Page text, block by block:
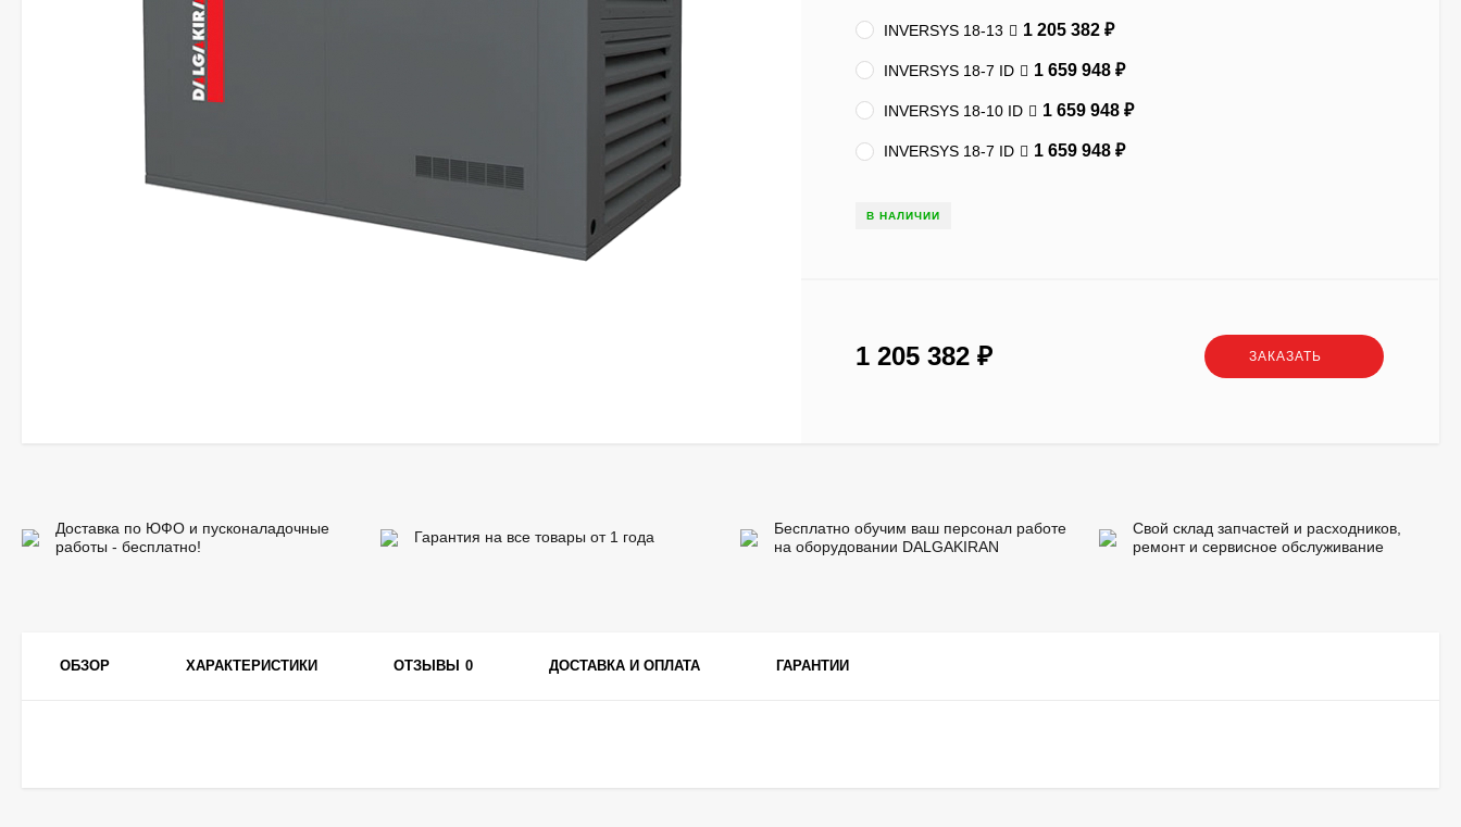
INVERSYS 18-13 1 205 382 ₽
INVERSYS 18-7 ID 1 659 948 ₽
INVERSYS 18-10 ID 1 659 948 ₽
INVERSYS 18-7 ID 1 659 948 ₽
В НАЛИЧИИ
1 205 382 ЗАКАЗАТЬ
Доставка по ЮФО и пусконаладочные
работы - бесплатно!
Гарантия на все товары от 1 года
Бесплатно обучим ваш персонал работе
на оборудовании DALGAKIRAN
Свой склад запчастей и расходников,
ремонт и сервисное обслуживание
ОБЗОР ХАРАКТЕРИСТИКИ ОТЗЫВЫ 0 ДОСТАВКА И ОПЛАТА ГАРАНТИИ